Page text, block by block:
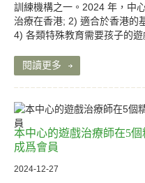
訓練機構之一。2024 年，中
治療在香港; 2) 適合於香港的
4) 各類特殊教育需要孩子的遊
閱讀更多
本中心的遊戲治療師在5
成爲會員
2024-12-27